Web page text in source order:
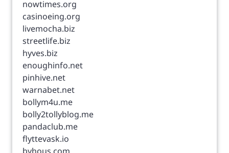
nowtimes.org
casinoeing.org
livemocha.biz
streetlife.biz
hyves.biz
enoughinfo.net
pinhive.net
warnabet.net
bollym4u.me
bolly2tollyblog.me
pandaclub.me
flyttevask.io